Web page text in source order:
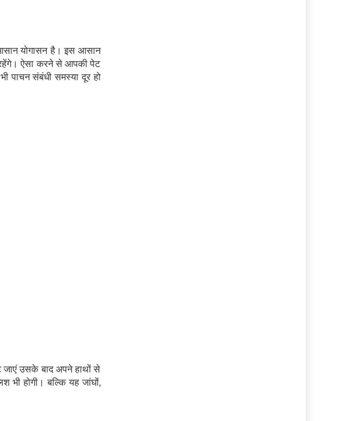
योगासन है। इस आसान
ऐसा करने से आपकी पेट
संबंधी समस्या दूर हो
उसके बाद अपने हाथों से
भी होगी। बल्कि यह जांघों,